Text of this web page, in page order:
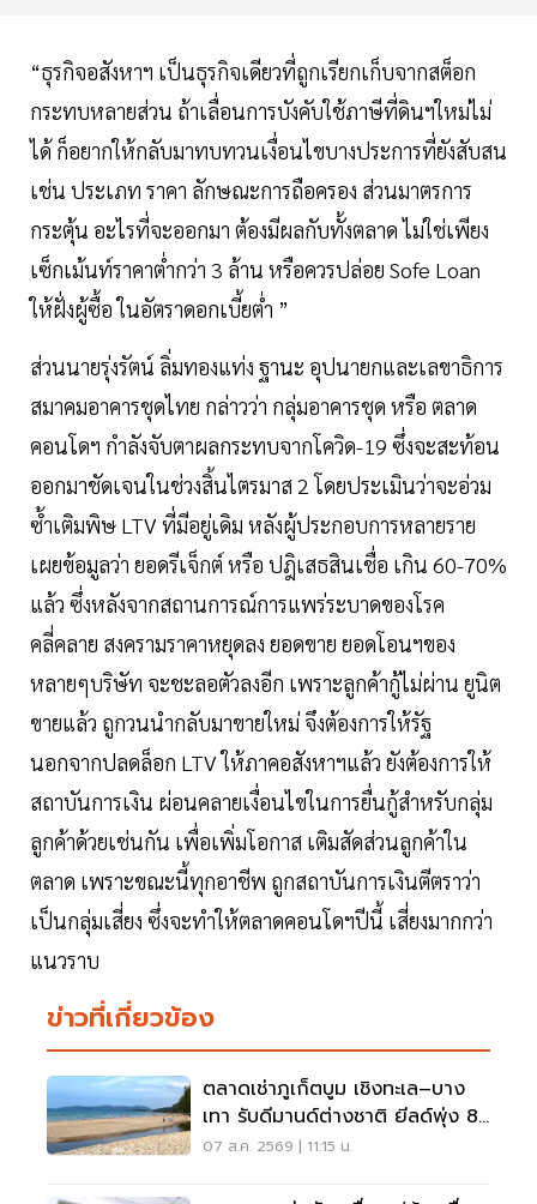
“ธุรกิจอสังหาฯ เป็นธุรกิจเดียวที่ถูกเรียกเก็บจากสต็อก
กระทบหลายส่วน ถ้าเลื่อนการบังคับใช้ภาษีที่ดินฯใหม่ไม่
ได้ ก็อยากให้กลับมาทบทวนเงื่อนไขบางประการที่ยังสับสน
เช่น ประเภท ราคา ลักษณะการถือครอง ส่วนมาตรการ
กระตุ้น อะไรที่จะออกมา ต้องมีผลกับทั้งตลาด ไม่ใช่เพียง
เซ็กเม้นท์ราคาต่ำกว่า 3 ล้าน หรือควรปล่อย Sofe Loan
ให้ฝั่งผู้ซื้อ ในอัตราดอกเบี้ยต่ำ ”
ส่วนนายรุ่งรัตน์ ลิ่มทองแท่ง ฐานะ อุปนายกและเลขาธิการ
สมาคมอาคารชุดไทย กล่าวว่า กลุ่มอาคารชุด หรือ ตลาด
คอนโดฯ กำลังจับตาผลกระทบจากโควิด-19 ซึ่งจะสะท้อน
ออกมาชัดเจนในช่วงสิ้นไตรมาส 2 โดยประเมินว่าจะอ่วม
ซ้ำเติมพิษ LTV ที่มีอยู่เดิม หลังผู้ประกอบการหลายราย
เผยข้อมูลว่า ยอดรีเจ็กต์ หรือ ปฎิเสธสินเชื่อ เกิน 60-70%
แล้ว ซึ่งหลังจากสถานการณ์การแพร่ระบาดของโรค
คลี่คลาย สงครามราคาหยุดลง ยอดขาย ยอดโอนฯของ
หลายๆบริษัท จะชะลอตัวลงอีก เพราะลูกค้ากู้ไม่ผ่าน ยูนิต
ขายแล้ว ถูกวนนำกลับมาขายใหม่ จึงต้องการให้รัฐ
นอกจากปลดล็อก LTV ให้ภาคอสังหาฯแล้ว ยังต้องการให้
สถาบันการเงิน ผ่อนคลายเงื่อนไขในการยื่นกู้สำหรับกลุ่ม
ลูกค้าด้วยเช่นกัน เพื่อเพิ่มโอกาส เติมสัดส่วนลูกค้าใน
ตลาด เพราะขณะนี้ทุกอาชีพ ถูกสถาบันการเงินตีตราว่า
เป็นกลุ่มเสี่ยง ซึ่งจะทำให้ตลาดคอนโดฯปีนี้ เสี่ยงมากกว่า
แนวราบ
ข่าวที่เกี่ยวข้อง
ตลาดเช่าภูเก็ตบูม เชิงทะเล–บาง
เทา รับดีมานด์ต่างชาติ ยีลด์พุ่ง 8-
12%
07 ส.ค. 2569 | 11:15 น.